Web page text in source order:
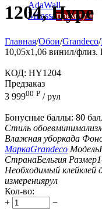
AdaWall
Milassa премиум
1204, Hype
Главная/Обои/Grandeco/
10,05х1,06 винил/флиз.
КОД: HY1204
Предзаказ
3 99900 Р / рул
Бонусные баллы: 80
Стиль обоев
Влажная уборкада
МаркаGrandeco Модель
СтранаБельгия Размер
Необходимый клейклей
измерениярул
Кол-во:
+
−